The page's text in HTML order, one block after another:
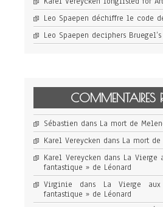
Leo Spaepen déchiffre le code
Leo Spaepen deciphers
COMMENTAIRES
Sébastien dans La mort de
Karel Vereycken dans La mort
Karel Vereycken dans La Vierge
fantastique » de Léonard
Virginie dans La Vierge
fantastique » de Léonard